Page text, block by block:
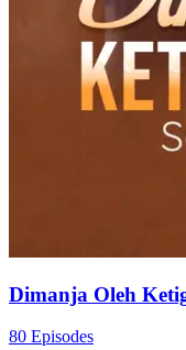
Dimanja Oleh
80 Episodes